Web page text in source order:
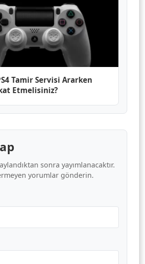
Tamir Servisi Ararken
Etmelisiniz?
sonra yayımlanacaktır.
yorumlar gönderin.